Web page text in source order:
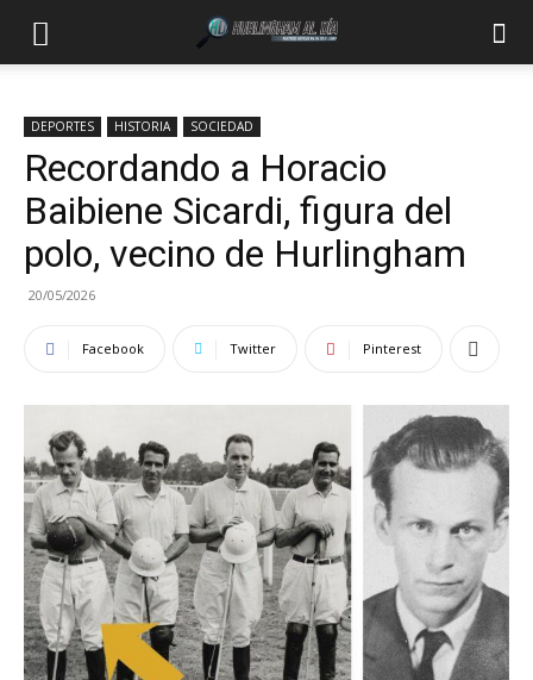
DEPORTES HISTORIA SOCIEDAD
Recordando a Horacio
Baibiene Sicardi, figura del
polo, vecino de Hurlingham
20/05/2026
Facebook Twitter Pinterest